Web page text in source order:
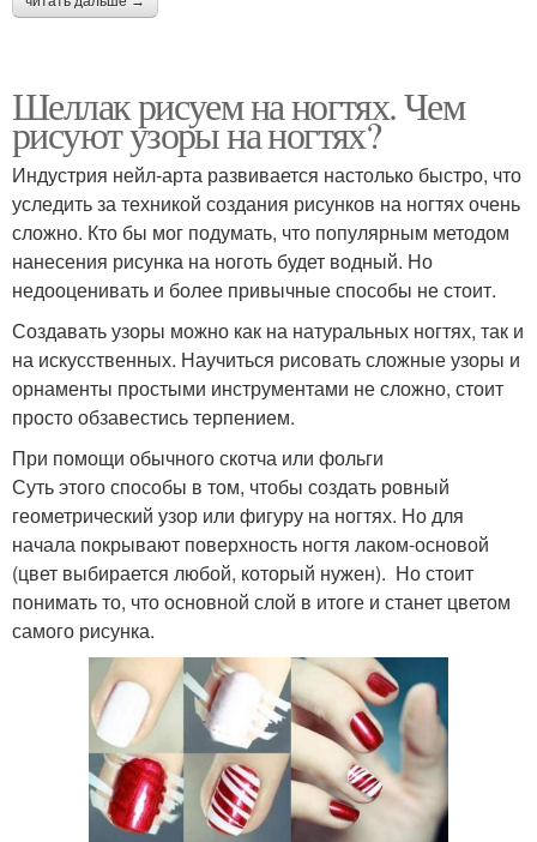
Шеллак рисуем на ногтях. Чем
рисуют узоры на ногтях?
Индустрия нейл-арта развивается настолько быстро, что
уследить за техникой создания рисунков на ногтях очень
сложно. Кто бы мог подумать, что популярным методом
нанесения рисунка на ноготь будет водный. Но
недооценивать и более привычные способы не стоит.
Создавать узоры можно как на натуральных ногтях, так и
на искусственных. Научиться рисовать сложные узоры и
орнаменты простыми инструментами не сложно, стоит
просто обзавестись терпением.
При помощи обычного скотча или фольги
Суть этого способы в том, чтобы создать ровный
геометрический узор или фигуру на ногтях. Но для
начала покрывают поверхность ногтя лаком-основой
(цвет выбирается любой, который нужен). Но стоит
понимать то, что основной слой в итоге и станет цветом
самого рисунка.